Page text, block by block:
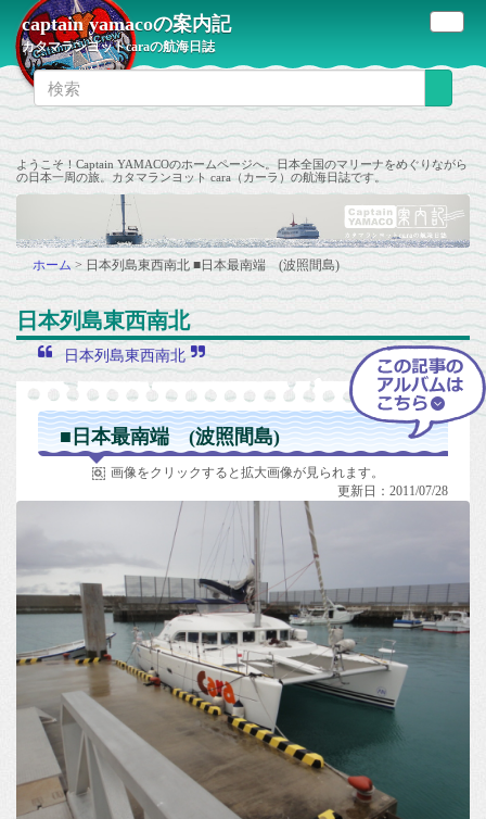
captain yamacoの案内記
カタマランヨットcaraの航海日誌
ようこそ！Captain YAMACOのホームページへ。日本全国のマリーナをめぐりながら
の日本一周の旅。カタマランヨット cara（カーラ）の航海日誌です。
ホーム > 日本列島東西南北■日本最南端 (波照間島)
日本列島東西南北
日本列島東西南北
■日本最南端 (波照間島)
画像をクリックすると拡大画像が見られます。
更新日：2011/07/28